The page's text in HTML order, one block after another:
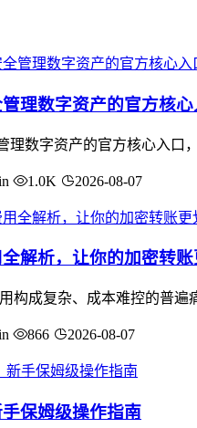
理数字资产的官方核心
理数字资产的官方核心入
1.0K 2026-08-07
解析，让你的加密转
构成复杂、成本难控的普遍
866 2026-08-07
保姆级操作指南